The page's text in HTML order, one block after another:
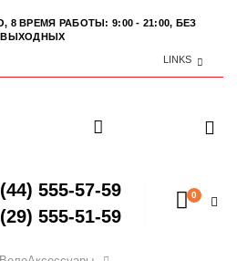
8 ВРЕМЯ РАБОТЫ: 9:00 - 21:00, БЕЗ
ВЫХОДНЫХ
LINKS
555-57-59
555-51-59
0